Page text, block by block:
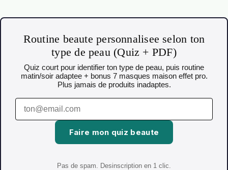
Routine beaute personnalisee selon ton
type de peau (Quiz + PDF)
Quiz court pour identifier ton type de peau, puis routine
matin/soir adaptee + bonus 7 masques maison effet pro.
Plus jamais de produits inadaptes.
Faire mon quiz beaute
Pas de spam. Desinscription en 1 clic.